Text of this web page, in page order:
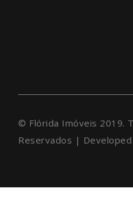
© Flórida Imóveis 2019.
Reservados |